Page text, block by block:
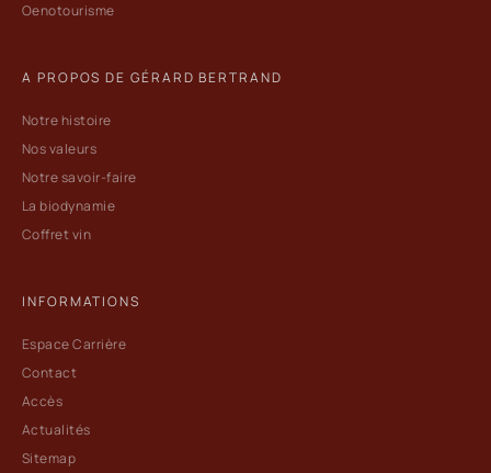
Oenotourisme
A PROPOS DE GÉRARD BERTRAND
Notre histoire
Nos valeurs
Notre savoir-faire
La biodynamie
Coffret vin
INFORMATIONS
Espace Carrière
Contact
Accès
Actualités
Sitemap